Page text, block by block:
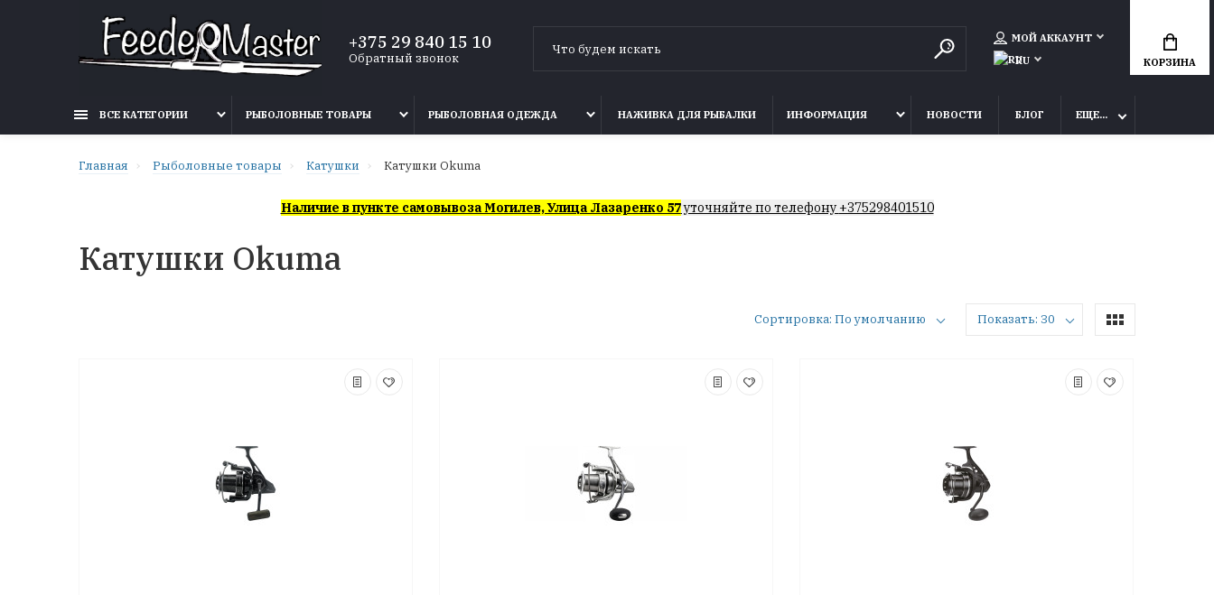
+375 29 840 15 10
Обратный звонок
МОЙ АККАУНТ
RU
КОРЗИНА
ВСЕ КАТЕГОРИИ РЫБОЛОВНЫЕ ТОВАРЫ РЫБОЛОВНАЯ ОДЕЖДА НАЖИВКА ДЛЯ РЫБАЛКИ ИНФОРМАЦИЯ НОВОСТИ БЛОГ ЕЩЕ...
Главная Рыболовные товары Катушки Катушки Okuma
Наличие в пункте самовывоза Могилев, Улица Лазаренко 57уточняйте по телефону +375298401510
Катушки Okuma
Сортировка: По умолчанию Показать: 30